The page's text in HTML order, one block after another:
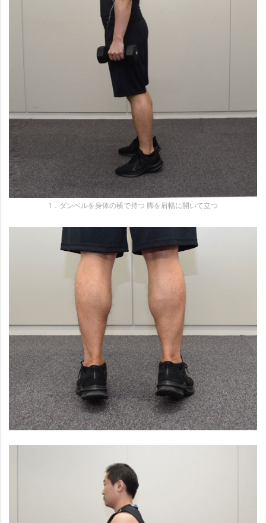
1．ダンベルを身体の横で持つ 脚を肩幅に開いて立つ